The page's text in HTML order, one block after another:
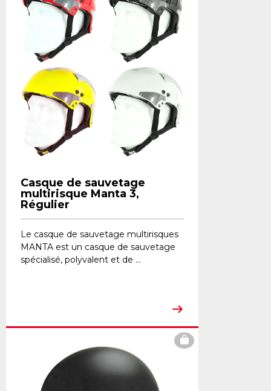
Casque de sauvetage
multirisque Manta 3,
Régulier
Le casque de sauvetage multirisques
MANTA est un casque de sauvetage
spécialisé, polyvalent et de ...